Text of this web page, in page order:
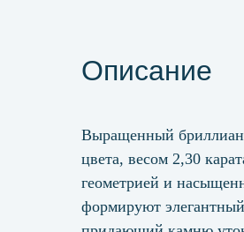
Описание
Выращенный
цвета, весом 2,30
геометрией и
формируют